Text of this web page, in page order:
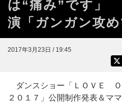
は“痛み”です」
演「ガンガン攻め
2017年3月23日 / 19:45
ダンスショー「ＬＯＶＥ
２０１７」公開制作発表＆マ